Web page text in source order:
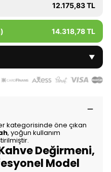
12.175,83 TL
14.318,78 TL
▼
kategorisinde öne çıkan
, yoğun kullanım
Değirmeni,
Model